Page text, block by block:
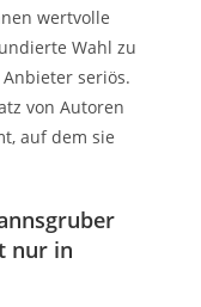
wertvolle
Wahl zu
seriös.
von Autoren
auf dem sie
nur in